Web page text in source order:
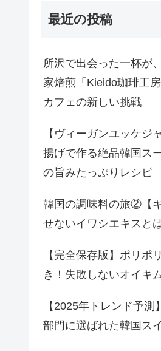
最近の投稿
所沢で出会った一杯が
家焙煎「Kieido珈琲工
カフェの新しい挑戦
【ヴィーガンユッケジ
揚げで作る絶品韓国ス
の旨みたっぷりレシピ
韓国の調味料の旅②【
せないイワシエキスとは
【完全保存版】ポリポ
き！失敗しないオイキ
【2025年トレンド予測
部門に選ばれた韓国ス